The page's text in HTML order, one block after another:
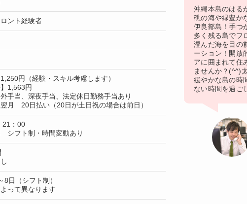
沖縄本島のはる
礁の海や緑豊か
伊良部島！手つ
多く残る島でフ
澄んだ海を目の
ーション！開放
アに囲まれて住
ませんか？(^^)
緩やかな島の時
ない時間を過ご
ント経験者
1,250円（経験・スキル考慮します）
】1,563円
手当、深夜手当、法定休日勤務手当あり
月 20日払い（20日が土日祝の場合は前日）
21：00
シフト制・時間変動あり
8日（シフト制）
って異なります